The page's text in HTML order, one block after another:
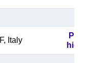
Italy
high